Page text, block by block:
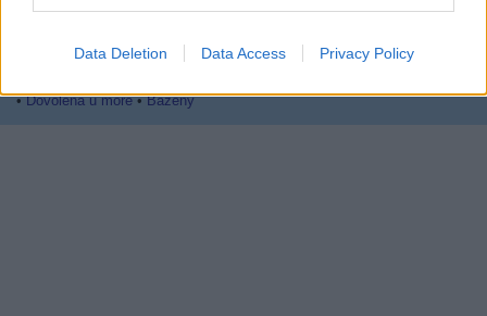
Data Deletion Data Access Privacy Policy
•Dovolená u moře•Bazény